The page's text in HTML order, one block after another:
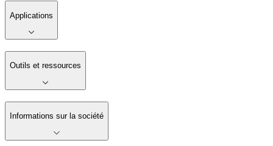
Applications
Outils et ressources
Informations sur la société